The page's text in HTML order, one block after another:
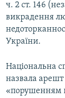
ч. 2 ст. 146
викрадення
України.
Національна
назвала
«порушенням